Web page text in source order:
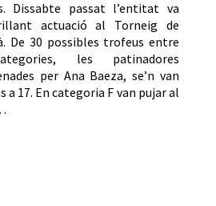
Dissabte passat l’entitat va
actuació al Torneig de
De 30 possibles trofeus entre
les patinadores
per Ana Baeza, se’n van
a 17. En categoria F van pujar al